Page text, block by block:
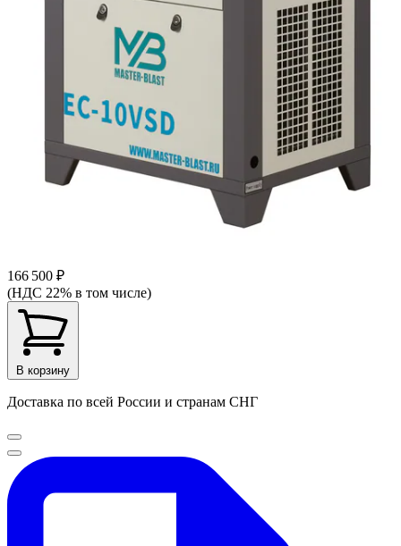
166 500 ₽
(НДС 22% в том числе)
В корзину
Доставка по всей России и странам СНГ